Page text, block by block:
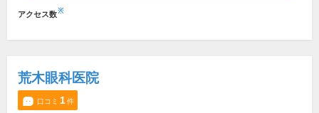
アクセス数※
荒木眼科医院
口コミ 1件